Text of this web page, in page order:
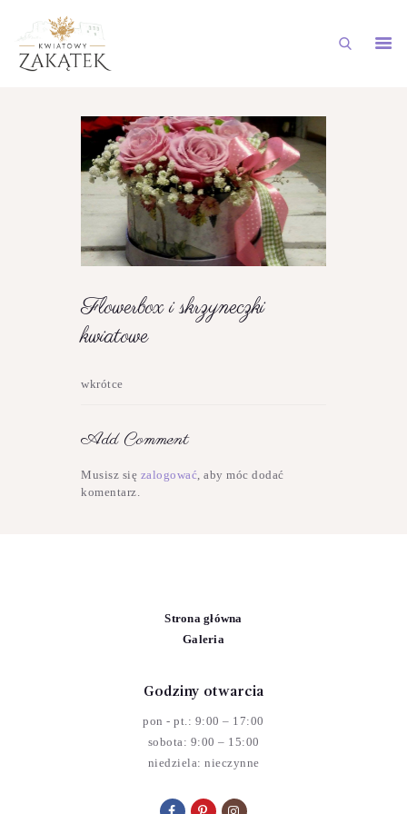
NASZA OFERTA
GALERIA
AKTUALNOŚCI
DOSTAWY NA TELEFON
Flowerbox i skrzyneczki
kwiatowe
wkrótce
Add Comment
Musisz się zalogować , aby móc dodać
komentarz.
Strona główna
Galeria
Godziny otwarcia
pon - pt.: 9:00 – 17:00
sobota: 9:00 – 15:00
niedziela: nieczynne